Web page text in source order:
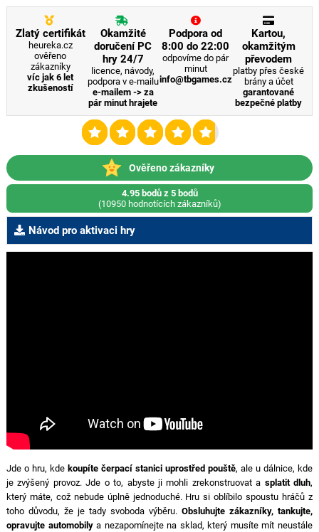
Zlatý certifikát
heureka.cz
ověřeno
zákazníky
víc jak 6 let
zkušeností
Okamžité
doručení PC
hry 24/7
licence, návody,
podpora v e-mailu
e-mailem -> za
pár minut hrajete
Podpora od
8:00 do 22:00
odpovíme do pár
minut
info@tbgames.cz
Kartou,
okamžitým
převodem
platby přes české
brány a účet
garantované
bezpečné platby
Ověřeno zákazníky
4.95 bodů z 5 bodů
(10950 hodnotících zákazníků)
Návod pro aktivaci hry
Jde o hru, kde koupíte čerpací stanici uprostřed pouště, ale u dálnice, kde
je zvýšený provoz. Jde o to, abyste ji mohli zrekonstruovat a splatit dluh,
který máte, což nebude úplně jednoduché. Hru si oblíbilo spoustu hráčů z
toho důvodu, že je tady svoboda výběru.Obsluhujte zákazníky, tankujte,
opravujte automobilya nezapomínejte na sklad, který musíte mít neustále